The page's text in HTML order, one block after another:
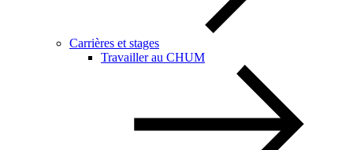
Carrières et stages
Travailler au CHUM